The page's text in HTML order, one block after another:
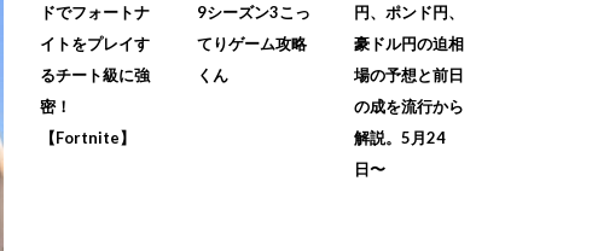
ドでフォートナ
イトをプレイす
るチート級に強
密！
【Fortnite】
9シーズン3こっ
てりゲーム攻略
くん
円、ポンド円、
豪ドル円の迫相
場の予想と前日
の成を流行から
解説。5月24
日〜